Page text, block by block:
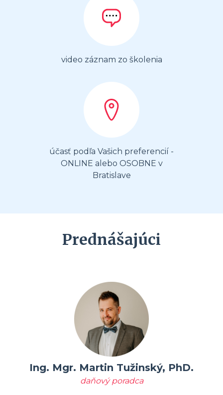
video záznam zo školenia
účasť podľa Vašich preferencií -
ONLINE alebo OSOBNE v
Bratislave
Prednášajúci
Ing. Mgr. Martin Tužinský, PhD.
daňový poradca